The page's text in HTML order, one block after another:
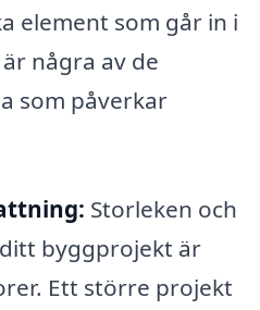
element som går in i
några av de
som påverkar
Storleken och
byggprojekt är
Ett större projekt